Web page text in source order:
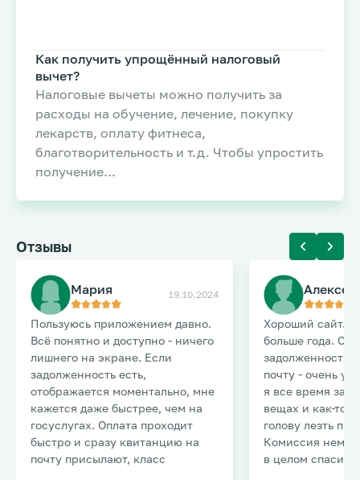
Как получить упрощённый налоговый
вычет?
Налоговые вычеты можно получить за
расходы на обучение, лечение, покупку
лекарств, оплату фитнеса,
благотворительность и т.д. Чтобы упростить
получение...
Отзывы
Мария 19.10.2024
Пользуюсь приложением давно.
Всё понятно и доступно - ничего
лишнего на экране. Если
задолженность есть,
отображается моментально, мне
кажется даже быстрее, чем на
госуслугах. Оплата проходит
быстро и сразу квитанцию на
почту присылают, класс
Алексей
Хороший сайт.
больше года.
задолженностях
почту - очень
я все время
вещах и как-то
голову лезть
Комиссия
в целом